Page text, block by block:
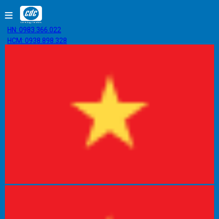
HN: 0983.366.022
HCM: 0938.898.328